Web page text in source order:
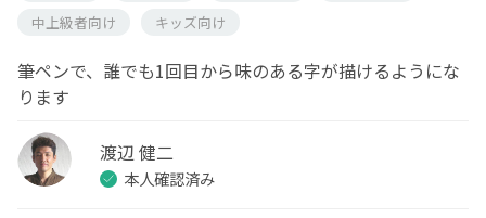
中上級者向け
キッズ向け
筆ペンで、誰でも1回目から味のある字が描けるようにな
ります
渡辺 健二
本人確認済み